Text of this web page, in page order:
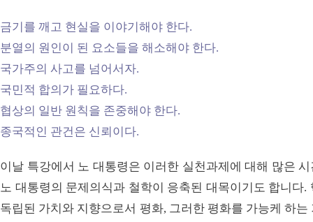
금기를 깨고 현실을 이야기해야 한다.
분열의 원인이 된 요소들을 해소해야 한다.
국가주의 사고를 넘어서자.
국민적 합의가 필요하다.
협상의 일반 원칙을 존중해야 한다.
종국적인 관건은 신뢰이다.
이날 특강에서 노 대통령은 이러한 실천과제에 대해 많은
노 대통령의 문제의식과 철학이 응축된 대목이기도 합니다
독립된 가치와 지향으로서 평화, 그러한 평화를 가능케 하